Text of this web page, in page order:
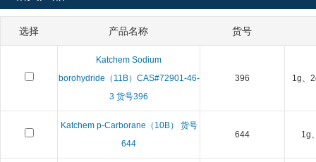
选择 产品名称 货号
Katchem Sodium
borohydride（11B）CAS#72901-46-
3 货号396
396 1g、
Katchem p-Carborane（10B） 货号
644
644 1g